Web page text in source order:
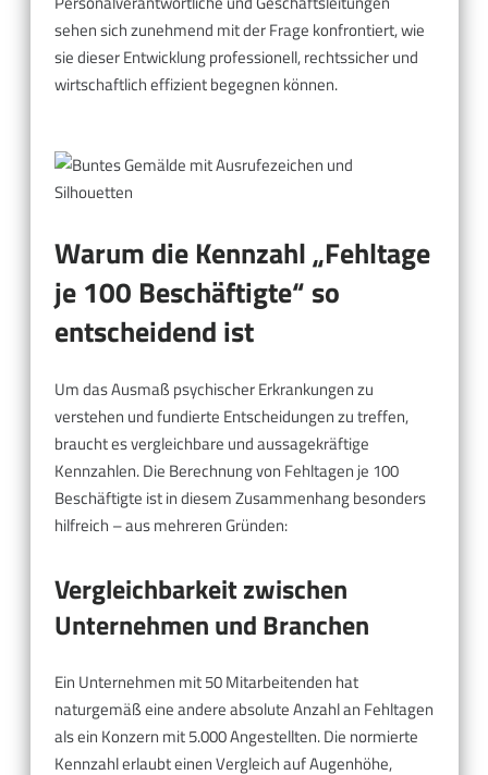
sehen sich zunehmend mit der Frage konfrontiert, wie
sie dieser Entwicklung professionell, rechtssicher und
wirtschaftlich effizient begegnen können.
Warum die Kennzahl „Fehltage
je 100 Beschäftigte“ so
entscheidend ist
Um das Ausmaß psychischer Erkrankungen zu
verstehen und fundierte Entscheidungen zu treffen,
braucht es vergleichbare und aussagekräftige
Kennzahlen. Die Berechnung von Fehltagen je 100
Beschäftigte ist in diesem Zusammenhang besonders
hilfreich – aus mehreren Gründen:
Vergleichbarkeit zwischen
Unternehmen und Branchen
Ein Unternehmen mit 50 Mitarbeitenden hat
naturgemäß eine andere absolute Anzahl an Fehltagen
als ein Konzern mit 5.000 Angestellten. Die normierte
Kennzahl erlaubt einen Vergleich auf Augenhöhe,